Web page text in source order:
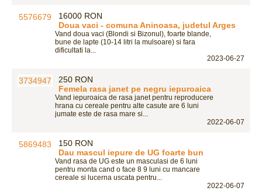
16000 RON
Doua vaci - comuna Aninoasa, judetul Arges
Vand doua vaci (Blondi si Bizonul), foarte blande,
bune de lapte (10-14 litri la mulsoare) si fara
dificultati la...
2023-06-27
250 RON
Femela rasa janet pe negru iepuroaica
Vand iepuroaica de rasa janet pentru reproducere
hrana cu cereale pentru alte casute are 6 luni
jumate este de rasa mare si...
2022-06-07
150 RON
Dau mascul iepure de UG foarte bun
Vand rasa de UG este un masculasi de 6 luni
pentru monta cand o face 8 9 luni cu mancare
cereale si lucerna uscata pentru...
2022-06-07